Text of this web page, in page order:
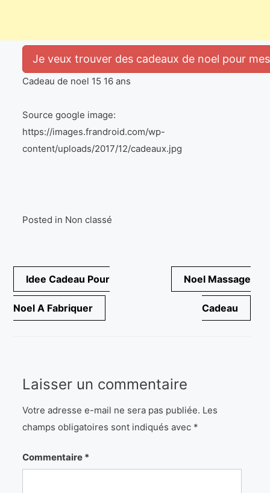
Je veux trouver des cadeaux de noel pour
Cadeau de noel 15 16 ans
Source google image:
https://images.frandroid.com/wp-
content/uploads/2017/12/cadeaux.jpg
Posted in Non classé
Navigation
de
l’article
Idee Cadeau Pour
Noel A Fabriquer
Noel Massage
Cadeau
Laisser un commentaire
Votre adresse e-mail ne sera pas publiée. Les
champs obligatoires sont indiqués avec *
Commentaire *